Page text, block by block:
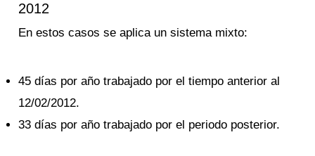
2012
En estos casos se aplica un sistema mixto:
45 días por año trabajado por el tiempo anterior al
12/02/2012.
33 días por año trabajado por el periodo posterior.